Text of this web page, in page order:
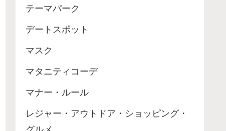
テーマパーク
デートスポット
マスク
マタニティコーデ
マナー・ルール
レジャー・アウトドア・ショッピング・